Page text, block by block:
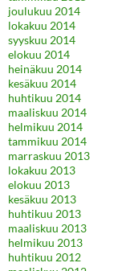
joulukuu 2014
lokakuu 2014
syyskuu 2014
elokuu 2014
heinäkuu 2014
kesäkuu 2014
huhtikuu 2014
maaliskuu 2014
helmikuu 2014
tammikuu 2014
marraskuu 2013
lokakuu 2013
elokuu 2013
kesäkuu 2013
huhtikuu 2013
maaliskuu 2013
helmikuu 2013
huhtikuu 2012